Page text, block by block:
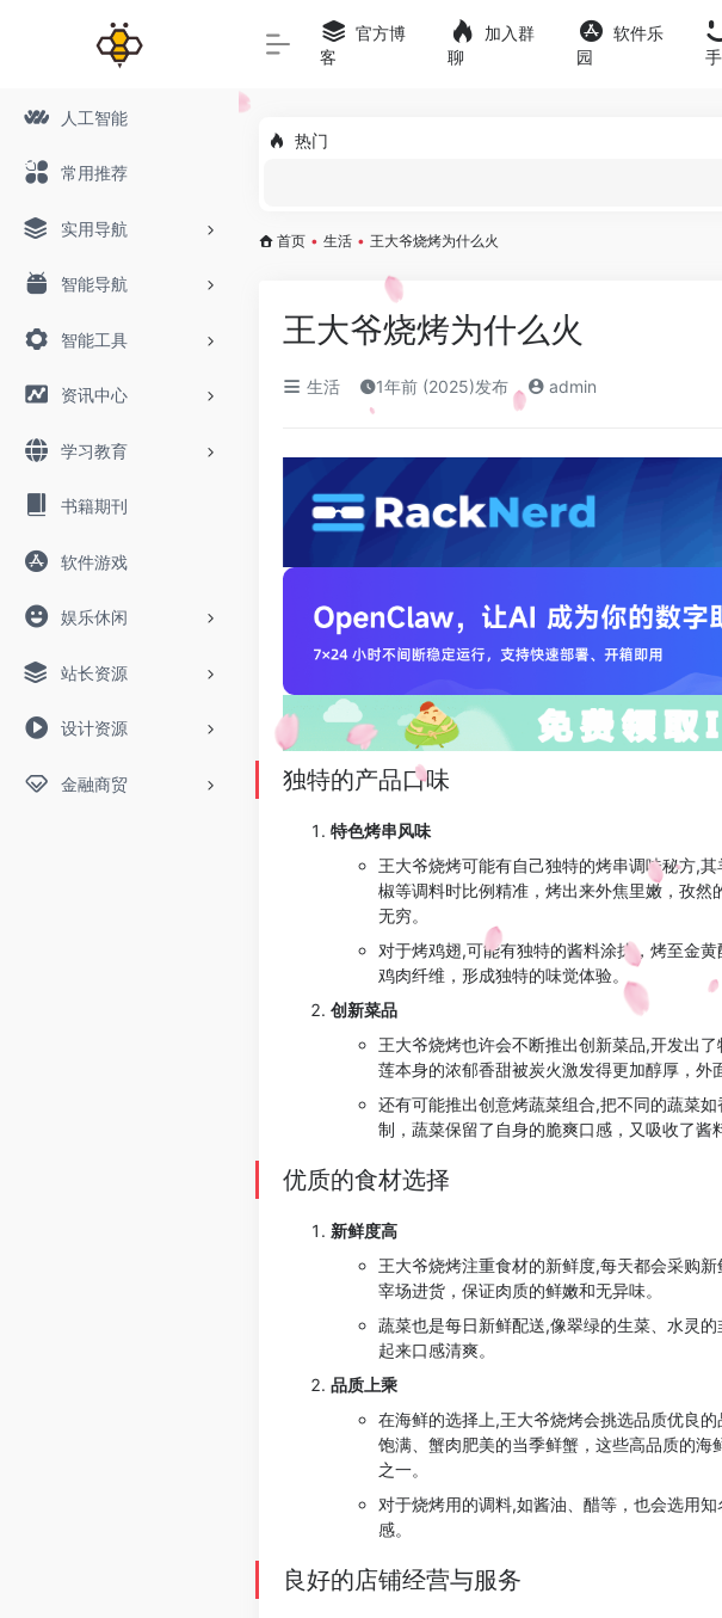
人工智能
常用推荐
实用导航
智能导航
智能工具
资讯中心
学习教育
书籍期刊
软件游戏
娱乐休闲
站长资源
设计资源
金融商贸
官方博
客
加入群
聊
软件乐
园
手
热门
首页 • 生活 • 王大爷烧烤为什么火
王大爷烧烤为什么火
生活 1年前 (2025)发布 admin
独特的产品口味
特色烤串风味
王大爷烧烤可能有自己独特的烤串调味秘方,
椒等调料时比例精准，烤出来外焦里嫩，孜
无穷。
对于烤鸡翅,可能有独特的酱料涂抹，烤至金
鸡肉纤维，形成独特的味觉体验。
创新菜品
王大爷烧烤也许会不断推出创新菜品,开发出
莲本身的浓郁香甜被炭火激发得更加醇厚，外
还有可能推出创意烤蔬菜组合,把不同的蔬菜
制，蔬菜保留了自身的脆爽口感，又吸收了酱
优质的食材选择
新鲜度高
王大爷烧烤注重食材的新鲜度,每天都会采购
宰场进货，保证肉质的鲜嫩和无异味。
蔬菜也是每日新鲜配送,像翠绿的生菜、水灵
起来口感清爽。
品质上乘
在海鲜的选择上,王大爷烧烤会挑选品质优良
饱满、蟹肉肥美的当季鲜蟹，这些高品质的
之一。
对于烧烤用的调料,如酱油、醋等，也会选用
感。
良好的店铺经营与服务